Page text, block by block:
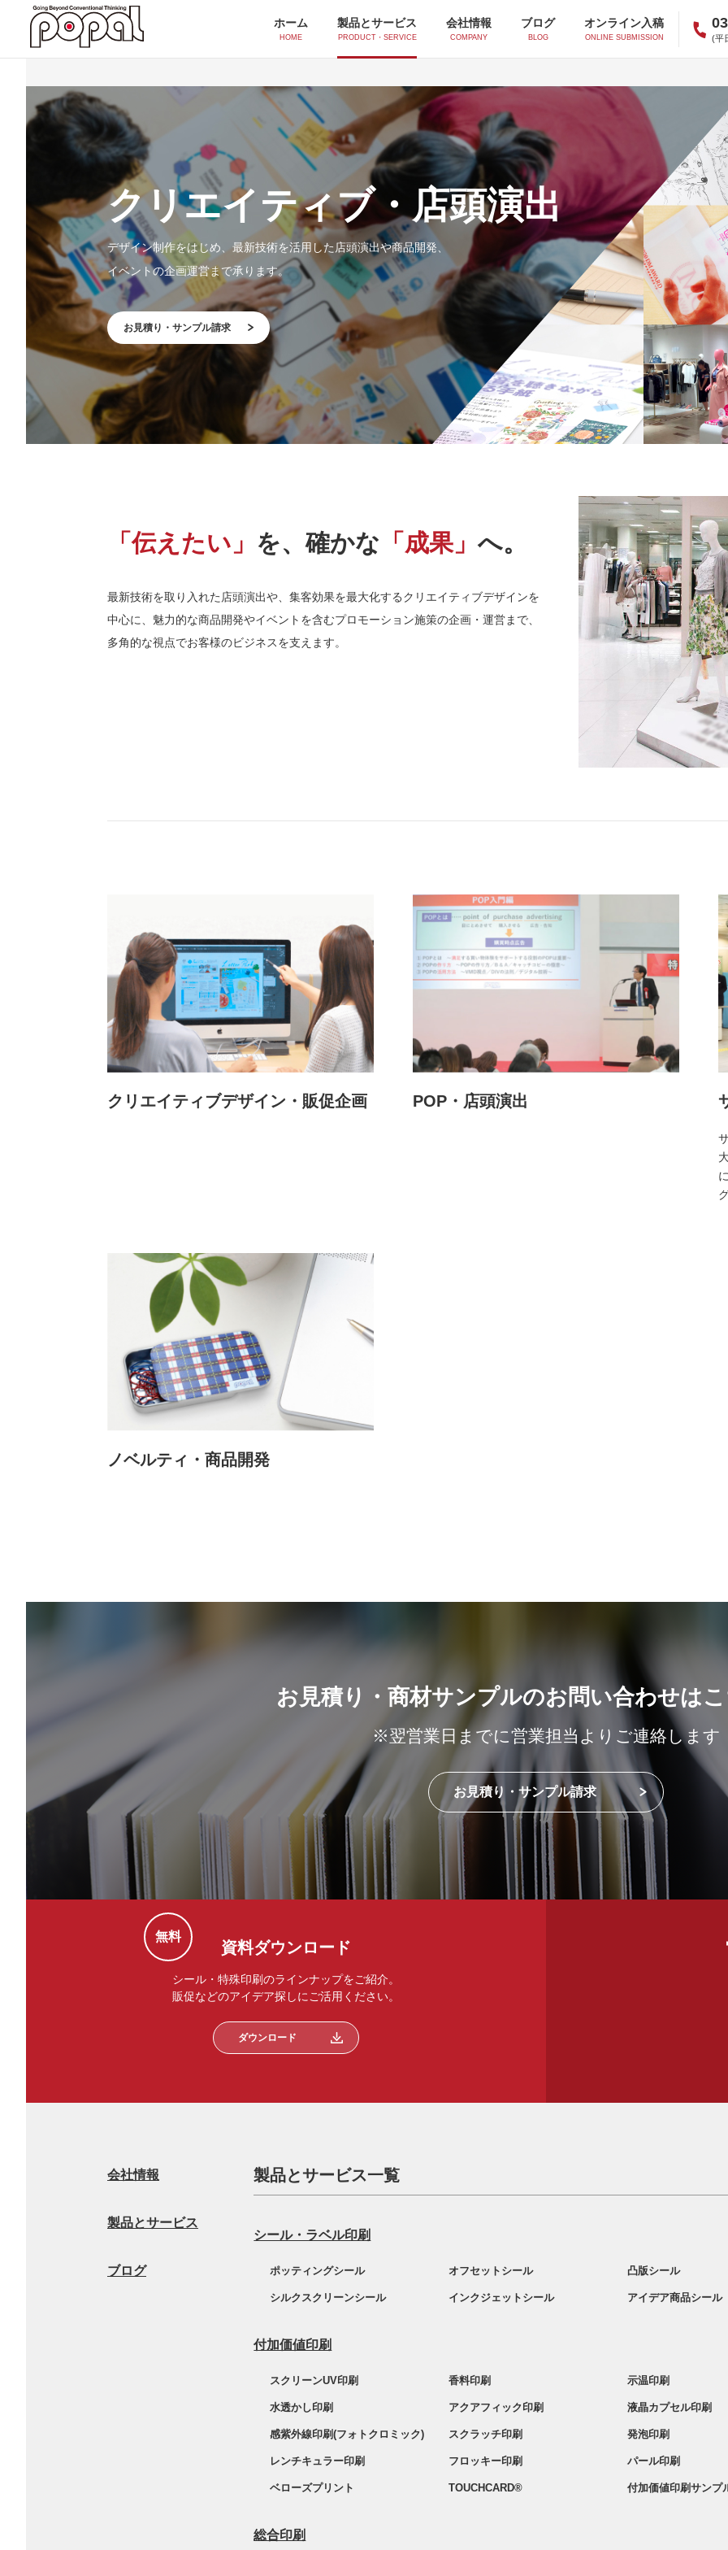
ホーム
HOME
製品とサービス
PRODUCT・SERVICE
製品とサービス一覧
シール・ラベル印刷
ポッティングシール オフセットシール 凸版シール
シルクスクリーンシール インクジェットシール アイデア商品シール
付加価値印刷
スクリーンUV印刷 香料印刷 示温印刷
水透かし印刷 液晶カプセル印刷
感紫外線印刷(フォトクロミック) スクラッチ印刷
レンチキュラー印刷 フロッキー印刷 パール印刷
ベローズプリント TOUCHCARD® 付加価値印刷サンプルBOX
クリエイティブデザイン・販促企画 POP・店頭演出 サイン・ディスプレイ
会社情報
COMPANY
ブログ
BLOG
オンライン入稿
ONLINE SUBMISSION (平
クリエイティブ・店頭演出
デザイン制作をはじめ、最新技術を活用した店頭演出や商品開発、
イベントの企画運営まで承ります。
お見積り・サンプル請求
「伝えたい」 を、確かな 「成果」へ。
最新技術を取り入れた店頭演出や、集客効果を最大化するクリエイティブデザインを
中心に、魅力的な商品開発やイベントを含むプロモーション施策の企画・運営まで、
多角的な視点でお客様のビジネスを支えます。
クリエイティブデザイン・販促企画 POP・店頭演出
ノベルティ・商品開発
お見積り・商材サンプルのお問い合わせは
※翌営業日までに営業担当よりご連絡します
お見積り・サンプル請求
資料ダウンロード
無料
シール・特殊印刷のラインナップをご紹介。
販促などのアイデア探しにご活用ください。
ダウンロード
会社情報
製品とサービス
ブログ
製品とサービス一覧
シール・ラベル印刷
ポッティングシール オフセットシール 凸版シール
シルクスクリーンシール インクジェットシール アイデア商品シール
付加価値印刷
スクリーンUV印刷 香料印刷 示温印刷
水透かし印刷 アクアフィック印刷 液晶カプセル印刷
感紫外線印刷(フォトクロミック) スクラッチ印刷 発泡印刷
レンチキュラー印刷 フロッキー印刷 パール印刷
ベローズプリント TOUCHCARD® 付加価値印刷サンプ
総合印刷